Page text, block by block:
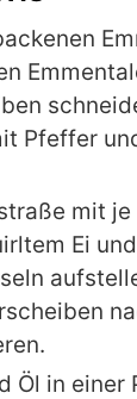
Pfeffer
mit
Ei und
Öl in einer